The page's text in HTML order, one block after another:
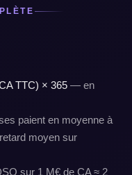
TTC) × 365 — en
paient en moyenne à
moyen sur
sur 1 M€ de CA ≈ 2